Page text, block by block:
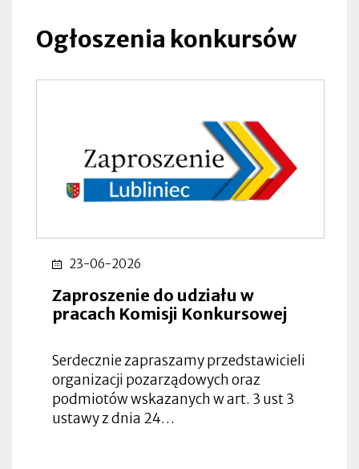
Ogłoszenia konkursów
23-06-2026
Zaproszenie do udziału w
pracach Komisji Konkursowej
Serdecznie zapraszamy przedstawicieli
organizacji pozarządowych oraz
podmiotów wskazanych w art. 3 ust 3
ustawy z dnia 24…